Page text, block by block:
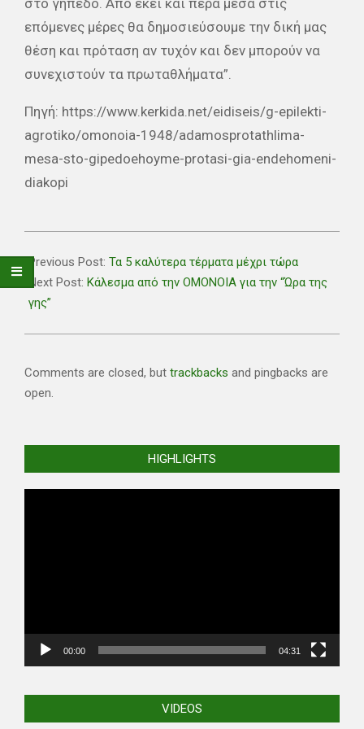
επόμενες μέρες θα δημοσιεύσουμε την δική μας
θέση και πρόταση αν τυχόν και δεν μπορούν να
συνεχιστούν τα πρωταθλήματα”.
Πηγή: https://www.kerkida.net/eidiseis/g-epilekti-
agrotiko/omonoia-1948/adamosprotathlima-
mesa-sto-gipedoehoyme-protasi-gia-endehomeni-
diakopi
03-
27
Previous Post: Τα 5 καλύτερα τέρματα μέχρι τώρα
Next Post: Κάλεσμα από την ΟΜΟΝΟΙΑ για την “Ώρα της
γης”
Comments are closed, but trackbacks and pingbacks are
open.
HIGHLIGHTS
00:00 04:31
VIDEOS